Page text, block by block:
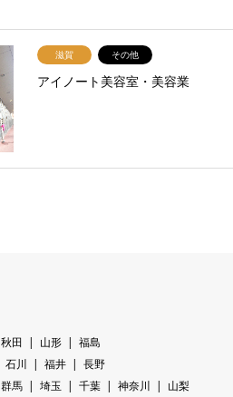
滋賀 その他
アイノート美容室・美容業
秋田 山形
福島
石川 福井
長野
群馬 埼玉 千葉 神奈川
山梨